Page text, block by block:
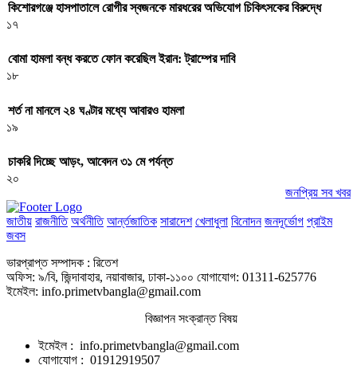
কিশোরগঞ্জে হাসপাতালে রোগীর স্বজনকে মারধরের অভিযোগ চিকিৎসকের বিরুদ্ধে
১৭
বোমা হামলা বন্ধ করতে ফোন করেছিল ইরান: ট্রাম্পের দাবি
১৮
শর্ত না মানলে ২৪ ঘণ্টার মধ্যে আবারও হামলা
১৯
চাকরি দিচ্ছে আড়ং, আবেদন ৩১ মে পর্যন্ত
২০
জনপ্রিয় সব খবর
জাতীয় রাজনীতি অর্থনীতি আর্ন্তজাতিক সারাদেশ খেলাধুলা বিনোদন জনদূর্ভোগ প্রাইম
জবস
ভারপ্রাপ্ত সম্পাদক : রিতেশ
অফিস: ৯/বি, জিন্দাবাহার, নয়াবাজার, ঢাকা-১১০০ যোগাযোগ: 01311-625776
ইমেইল: info.primetvbangla@gmail.com
বিজ্ঞাপন সংক্রান্ত বিষয়
ইমেইল : info.primetvbangla@gmail.com
যোগাযোগ : 01912919507